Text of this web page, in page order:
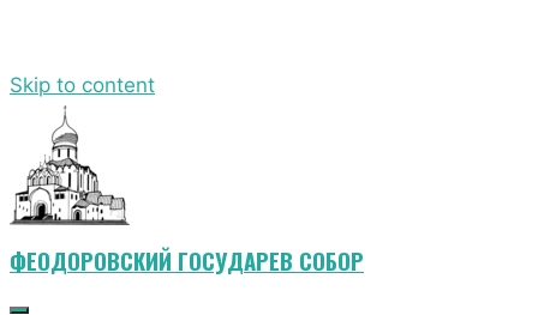
Skip to content
ФЕОДОРОВСКИЙ ГОСУДАРЕВ СОБОР